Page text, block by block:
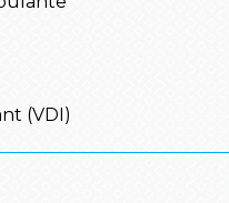
(VDI)